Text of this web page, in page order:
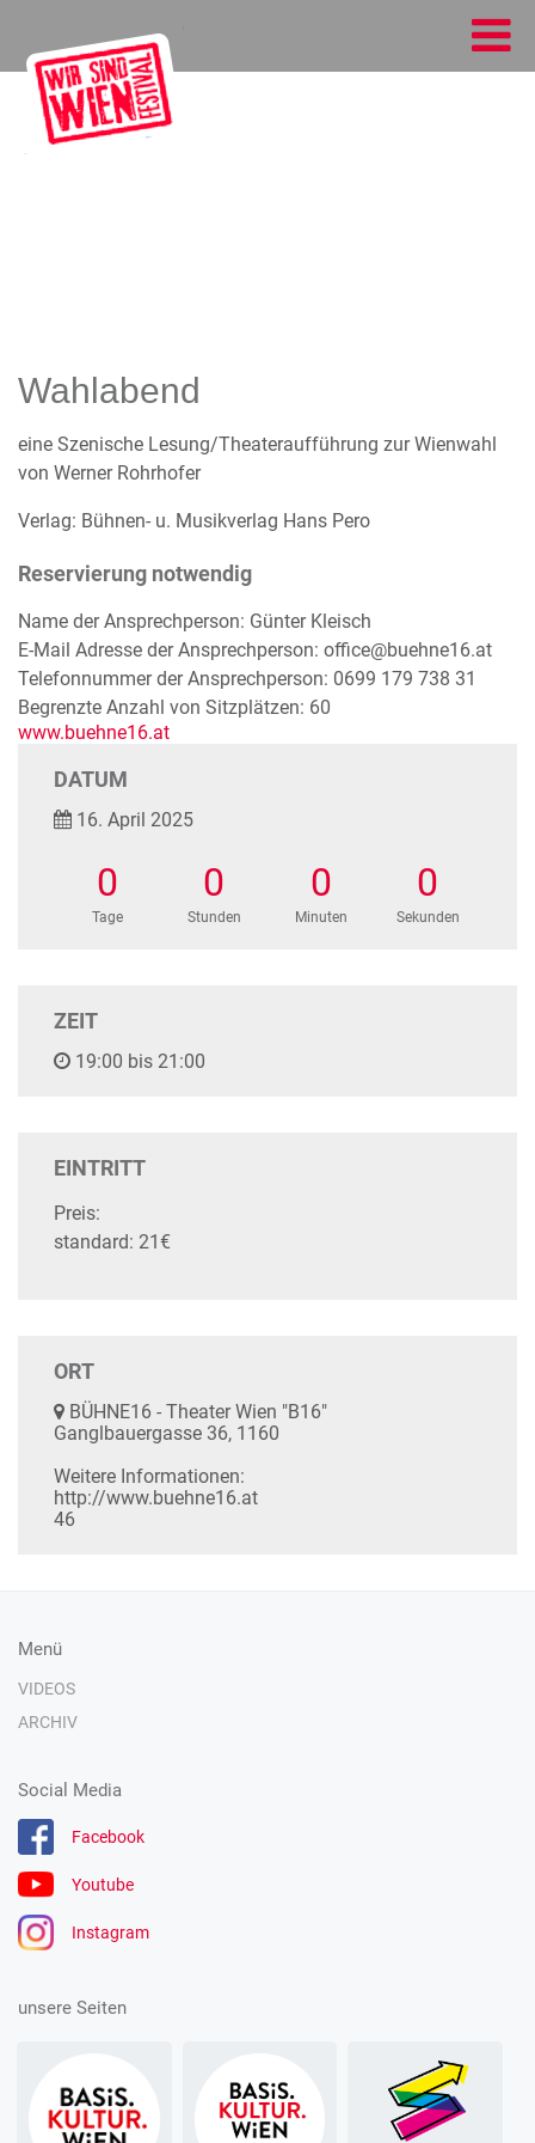
Wahlabend
eine Szenische Lesung/Theateraufführung zur Wienwahl
von Werner Rohrhofer
Verlag: Bühnen- u. Musikverlag Hans Pero
Reservierung notwendig
Name der Ansprechperson: Günter Kleisch
E-Mail Adresse der Ansprechperson: office@buehne16.at
Telefonnummer der Ansprechperson: 0699 179 738 31
Begrenzte Anzahl von Sitzplätzen: 60
www.buehne16.at
DATUM
16. April 2025
0
Tage
0
Stunden
0
Minuten
0
Sekunden
ZEIT
19:00 bis 21:00
EINTRITT
Preis:
standard: 21€
ORT
BÜHNE16 - Theater Wien "B16"
Ganglbauergasse 36, 1160
Weitere Informationen:
http://www.buehne16.at
46
Menü
VIDEOS
ARCHIV
Social Media
Facebook
Youtube
Instagram
unsere Seiten